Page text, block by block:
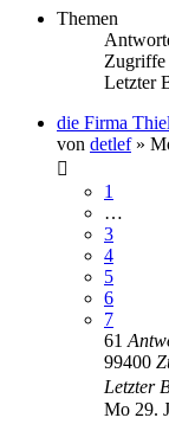
Themen
Zugriffe
Letzter
die Firma
von detlef»
1
…
3
4
5
6
7
61
99400
Letzter
Mo 29.